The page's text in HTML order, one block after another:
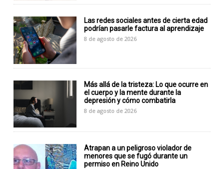
Las redes sociales antes de cierta edad
podrían pasarle factura al aprendizaje
8 de agosto de 2026
Más allá de la tristeza: Lo que ocurre en
el cuerpo y la mente durante la
depresión y cómo combatirla
8 de agosto de 2026
Atrapan a un peligroso violador de
menores que se fugó durante un
permiso en Reino Unido